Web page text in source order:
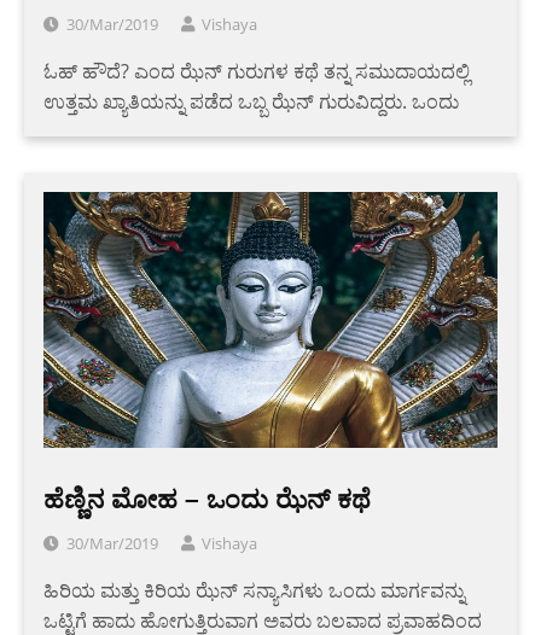
30/Mar/2019 Vishaya
ಓಹ್ ಹೌದೆ? ಎಂದ ಝೆನ್ ಗುರುಗಳ ಕಥೆ ತನ್ನ ಸಮುದಾಯದಲ್ಲಿ
ಉತ್ತಮ ಖ್ಯಾತಿಯನ್ನು ಪಡೆದ ಒಬ್ಬ ಝೆನ್ ಗುರುವಿದ್ದರು. ಒಂದು
ಹೆಣ್ಣಿನ ಮೋಹ – ಒಂದು ಝೆನ್ ಕಥೆ
30/Mar/2019 Vishaya
ಹಿರಿಯ ಮತ್ತು ಕಿರಿಯ ಝೆನ್ ಸನ್ಯಾಸಿಗಳು ಒಂದು ಮಾರ್ಗವನ್ನು
ಒಟ್ಟಿಗೆ ಹಾದು ಹೋಗುತ್ತಿರುವಾಗ ಅವರು ಬಲವಾದ ಪ್ರವಾಹದಿಂದ